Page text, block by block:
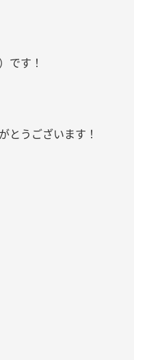
です！
とうございます！